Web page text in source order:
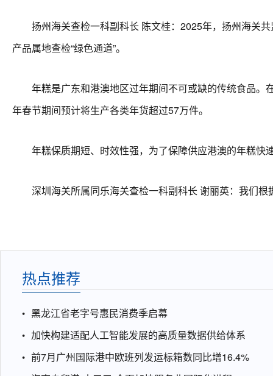
扬州海关查检一科副科长 陈文桂：2025年，扬州海关共
产品属地查检“绿色通道”。
年糕是广东和港澳地区过年期间不可或缺的传统食品。
年春节期间预计将生产各类年货超过57万件。
年糕保质期短、时效性强，为了保障供应港澳的年糕快
深圳海关所属同乐海关查检一科副科长 谢丽英：我们根
热点推荐
黑龙江省老字号惠民消费季启幕
加快构建适配人工智能发展的高质量数据供给体系
前7月广州国际港中欧班列发运标箱数同比增16.4%